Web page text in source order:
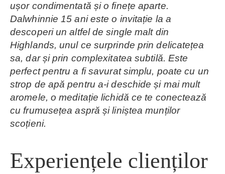
ușor condimentată și o finețe aparte.
Dalwhinnie 15 ani este o invitație la a
descoperi un altfel de single malt din
Highlands, unul ce surprinde prin delicatețea
sa, dar și prin complexitatea subtilă. Este
perfect pentru a fi savurat simplu, poate cu un
strop de apă pentru a-i deschide și mai mult
aromele, o meditație lichidă ce te conectează
cu frumusețea aspră și liniștea munților
scoțieni.
Experiențele clienților